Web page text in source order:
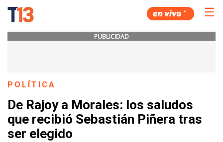
☰
PUBLICIDAD
POLÍTICA
De Rajoy a Morales: los saludos
que recibió Sebastián Piñera tras
ser elegido